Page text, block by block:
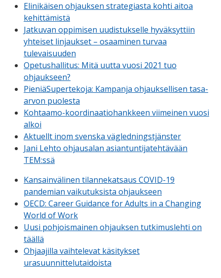
Elinikäisen ohjauksen strategiasta kohti aitoa
kehittämistä
Jatkuvan oppimisen uudistukselle hyväksyttiin
yhteiset linjaukset – osaaminen turvaa
tulevaisuuden
Opetushallitus: Mitä uutta vuosi 2021 tuo
ohjaukseen?
PieniäSupertekoja: Kampanja ohjauksellisen tasa-
arvon puolesta
Kohtaamo-koordinaatiohankkeen viimeinen vuosi
alkoi
Aktuellt inom svenska vägledningstjänster
Jani Lehto ohjausalan asiantuntijatehtävään
TEM:ssä
Kansainvälinen tilannekatsaus COVID-19
pandemian vaikutuksista ohjaukseen
OECD: Career Guidance for Adults in a Changing
World of Work
Uusi pohjoismainen ohjauksen tutkimuslehti on
täällä
Ohjaajilla vaihtelevat käsitykset
urasuunnittelutaidoista